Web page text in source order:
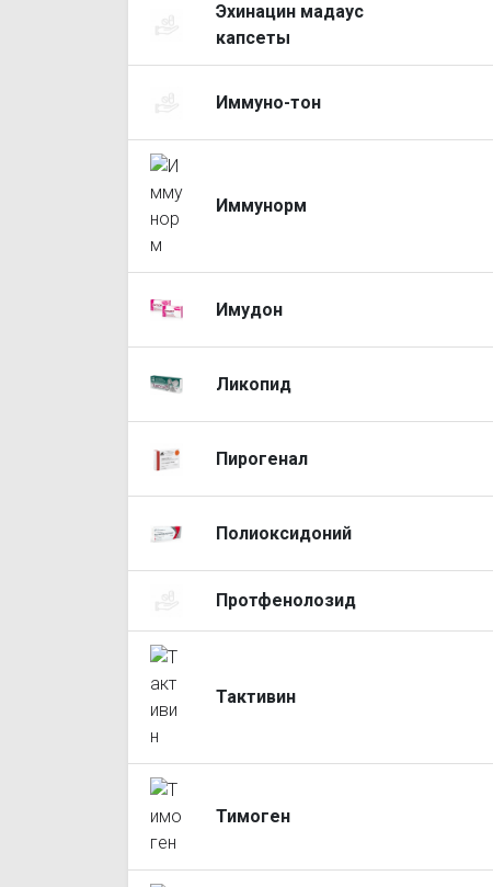
Эхинацин мадаус
капсеты
Иммуно-тон
Иммунорм
Имудон
Ликопид
Пирогенал
Полиоксидоний
Протфенолозид
Тактивин
Тимоген